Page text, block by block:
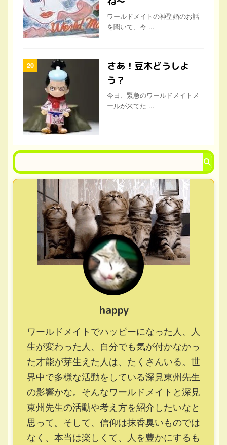
ワールドメイトの神聖婚のお話
を聞いて、今 ...
さあ！豆木どうしよ
う？
今日、緊急のワールドメイトメ
ールが来てた ...
happy
ワールドメイトでハッピーになった人、人
生が変わった人、自分でも気が付かなかっ
た才能が芽生えた人は、たくさんいる。世
界中で多様な活動をしている深見東州先生
の影響かな。そんなワールドメイトと深見
東州先生の活動や考え方を紹介したいなと
思って。そして、信仰は抹香臭いものでは
なく、本当は楽しくて、人を豊かにするも